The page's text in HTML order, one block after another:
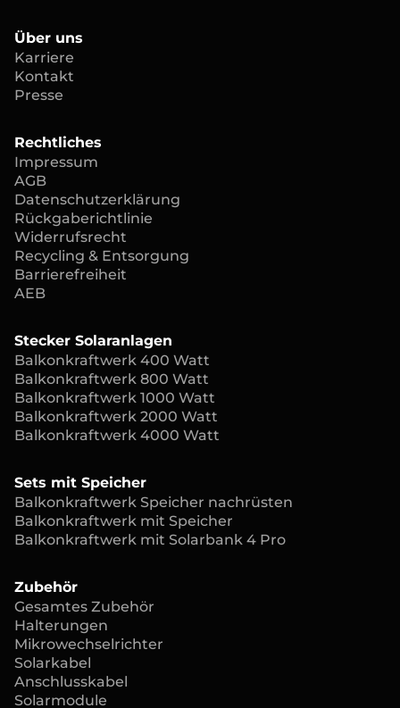
Über uns
Karriere
Kontakt
Presse
Rechtliches
Impressum
AGB
Datenschutzerklärung
Rückgaberichtlinie
Widerrufsrecht
Recycling & Entsorgung
Barrierefreiheit
AEB
Stecker Solaranlagen
Balkonkraftwerk 400 Watt
Balkonkraftwerk 800 Watt
Balkonkraftwerk 1000 Watt
Balkonkraftwerk 2000 Watt
Balkonkraftwerk 4000 Watt
Sets mit Speicher
Balkonkraftwerk Speicher nachrüsten
Balkonkraftwerk mit Speicher
Balkonkraftwerk mit Solarbank 4 Pro
Zubehör
Gesamtes Zubehör
Halterungen
Mikrowechselrichter
Solarkabel
Anschlusskabel
Solarmodule